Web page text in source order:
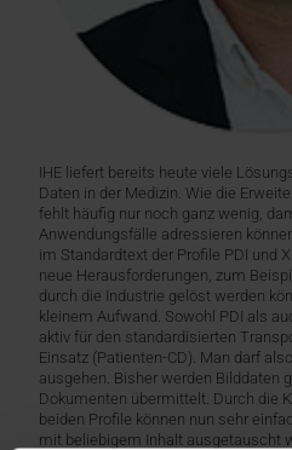
IHE liefert bereits heute viele
Daten in der Medizin. Wie die
fehlt häufig nur noch ganz wenig,
Anwendungsfälle adressieren
im Standardtext der Profile PDI und
neue Herausforderungen, zum
durch die Industrie gelöst werden
kleinem Aufwand. Sowohl PDI als
aktiv für den standardisierten
Einsatz (Patienten-CD). Man darf
ausgehen. Bisher werden Bilddaten
Dokumenten übermittelt. Durch die
beiden Profile können nun sehr
mit beliebigem Inhalt ausgetauscht